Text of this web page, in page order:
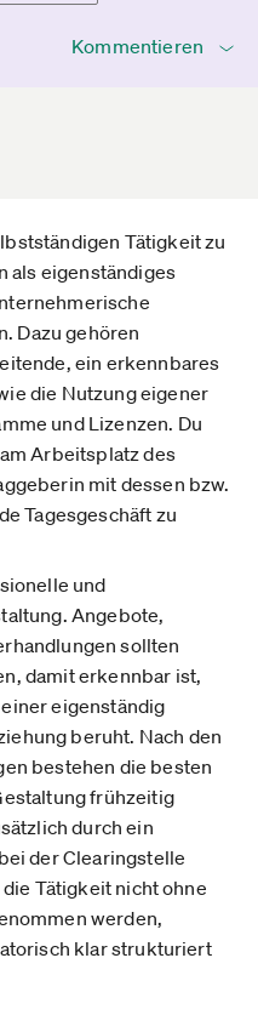
Kommentieren
Tätigkeit zu
als eigenständiges
Dazu gehören
ein erkennbares
die Nutzung eigener
und Lizenzen. Du
Arbeitsplatz des
mit dessen bzw.
Tagesgeschäft zu
und
Angebote,
sollten
damit erkennbar ist,
eigenständig
beruht. Nach den
bestehen die besten
frühzeitig
durch ein
der Clearingstelle
Tätigkeit nicht ohne
werden,
klar strukturiert